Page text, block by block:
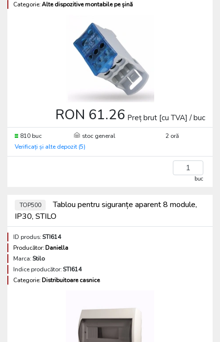
Categorie:Alte dispozitive montabile pe șină
RON 61.26 Preț brut [cu TVA] / buc
810 buc stoc general
2 oră
Verificați și alte depozit (5)
buc
TOP500
Tablou pentru siguranțe aparent 8 module,
IP30, STILO
ID produs:STI614
Producător:Daniella
Marca:Stilo
Indice producător:STI614
Categorie:Distribuitoare casnice